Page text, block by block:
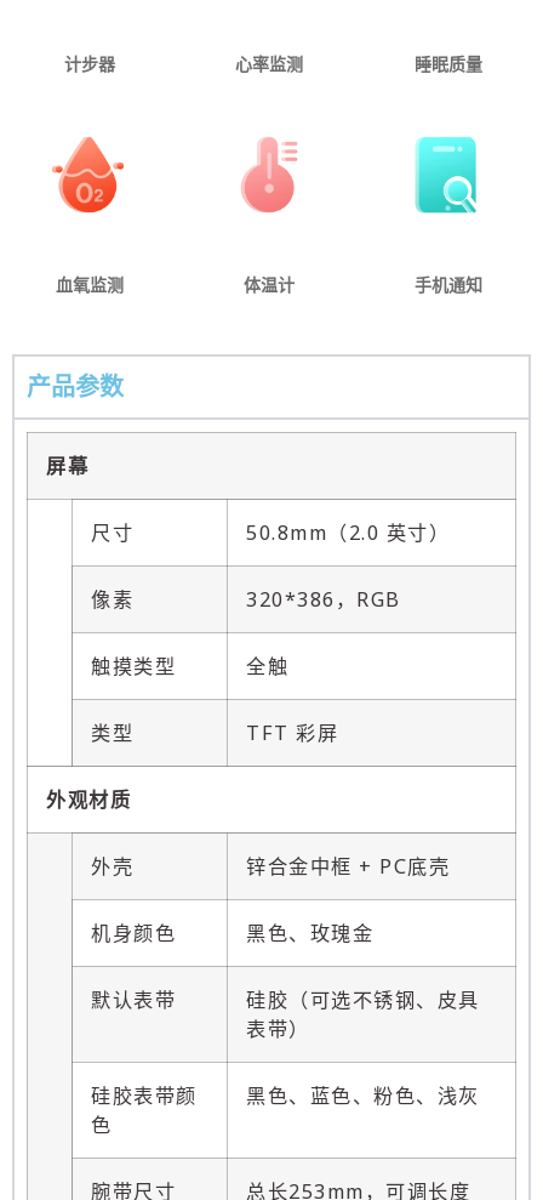
计步器 心率监测 睡眠质量
血氧监测 体温计 手机通知
产品参数
屏幕
尺寸 50.8mm（2.0 英寸）
像素 320*386，RGB
触摸类型 全触
类型 TFT 彩屏
外观材质
外壳 锌合金中框 + PC底壳
机身颜色 黑色、玫瑰金
默认表带
硅胶（可选不锈钢、皮具
表带）
硅胶表带颜
色
黑色、蓝色、粉色、浅灰
腕带尺寸 总长253mm，可调长度